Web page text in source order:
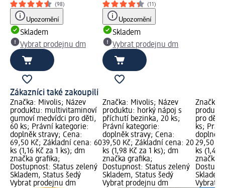
(98)
Upozornění
Skladem
Vybrat prodejnu dm
(11)
Upozornění
Skladem
Vybrat prodejnu dm
Zákazníci také zakoupili
Značka: Mivolis; Název
produktu: multivitaminoví
gumoví medvídci pro děti,
60 ks; Právní kategorie:
doplněk stravy; Cena:
69,50 Kč; Základní cena: 60
ks (1,16 Kč za 1 ks); dm
značka grafika;
Dostupnost: Status zelený
Skladem, Status šedý
Vybrat prodejnu dm
Značka: Mivolis; Název
produktu: horký nápoj s
příchutí bezinka, 20 ks;
Právní kategorie:
doplněk stravy; Cena:
39,50 Kč; Základní cena: 20
ks (1,98 Kč za 1 ks); dm
značka grafika;
Dostupnost: Status zelený
Skladem, Status šedý
Vybrat prodejnu dm
Značka:
pro děti
ks;
doplněk
29,50
ks (1,48
značka
Vybrat